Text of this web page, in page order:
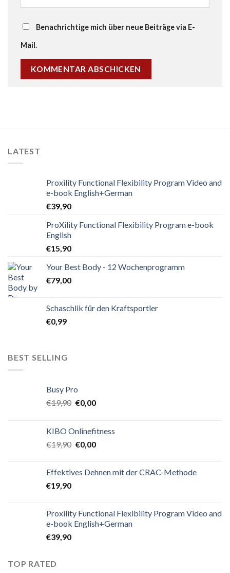
Benachrichtige mich über neue Beiträge via E-
Mail.
LATEST
Proxility Functional Flexibility Program Video and
e-book English+German
€39,90
ProXility Functional Flexibility Program e-book
English
€15,90
Your Best Body - 12 Wochenprogramm
€79,00
Schaschlik für den Kraftsportler
€0,99
BEST SELLING
Busy Pro
€19,90 €0,00
KIBO Onlinefitness
€19,90 €0,00
Effektives Dehnen mit der CRAC-Methode
€19,90
Proxility Functional Flexibility Program Video and
e-book English+German
€39,90
TOP RATED